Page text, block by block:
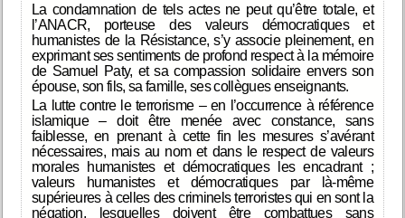
La condamnation de tels actes ne peut qu’être totale, et
l’ANACR, porteuse des valeurs démocratiques et
humanistes de la Résistance, s’y associe pleinement, en
exprimant ses sentiments de profond respect à la mémoire
de Samuel Paty, et sa compassion solidaire envers son
épouse, son fils, sa famille, ses collègues enseignants.
La lutte contre le terrorisme – en l’occurrence à référence
islamique – doit être menée avec constance, sans
faiblesse, en prenant à cette fin les mesures s’avérant
nécessaires, mais au nom et dans le respect de valeurs
morales humanistes et démocratiques les encadrant ;
valeurs humanistes et démocratiques par là-même
supérieures à celles des criminels terroristes qui en sont la
négation, lesquelles doivent être combattues sans